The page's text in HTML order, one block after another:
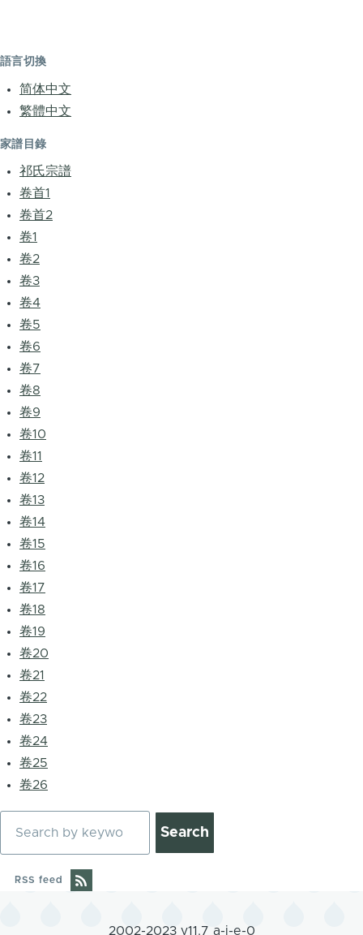
語言切換
简体中文
繁體中文
家譜目錄
祁氏宗譜
卷首1
卷首2
卷1
卷2
卷3
卷4
卷5
卷6
卷7
卷8
卷9
卷10
卷11
卷12
卷13
卷14
卷15
卷16
卷17
卷18
卷19
卷20
卷21
卷22
卷23
卷24
卷25
卷26
RSS feed
2002-2023 v11.7 a-j-e-0